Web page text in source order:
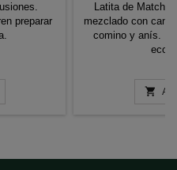
preparar
Latita de Matcha
mezclado con
comino y anís.
